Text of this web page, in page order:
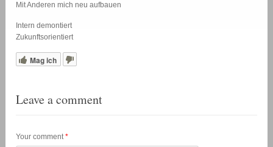
Mit Anderen mich neu aufbauen
Intern demontiert
Zukunftsorientiert
Mag ich
Leave a comment
Your comment*